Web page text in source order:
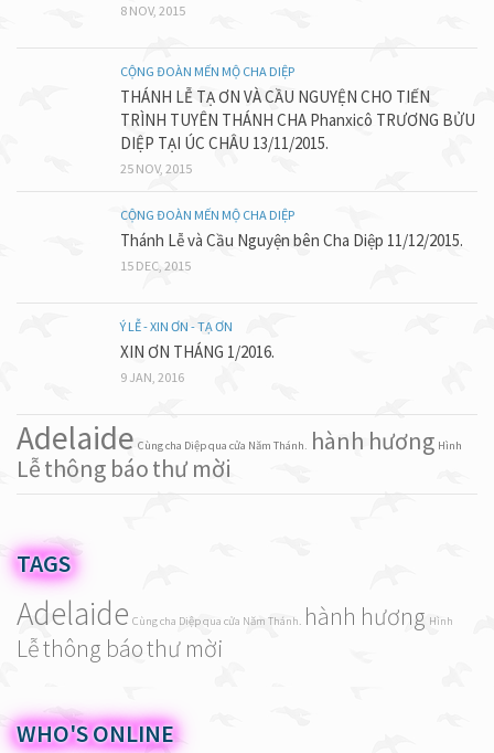
8 NOV, 2015
CỘNG ĐOÀN MẾN MỘ CHA DIỆP
THÁNH LỄ TẠ ƠN VÀ CẦU NGUYỆN CHO TIẾN
TRÌNH TUYÊN THÁNH CHA Phanxicô TRƯƠNG BỬU
DIỆP TẠI ÚC CHÂU 13/11/2015.
25 NOV, 2015
CỘNG ĐOÀN MẾN MỘ CHA DIỆP
Thánh Lễ và Cầu Nguyện bên Cha Diệp 11/12/2015.
15 DEC, 2015
Ý LỄ - XIN ƠN - TẠ ƠN
XIN ƠN THÁNG 1/2016.
9 JAN, 2016
Adelaide Cùng cha Diệp qua cửa Năm Thánh. hành hương Hình
Lễthông báothư mời
TAGS
Adelaide Cùng cha Diệp qua cửa Năm Thánh. hành hương Hình
Lễthông báothư mời
WHO'S ONLINE